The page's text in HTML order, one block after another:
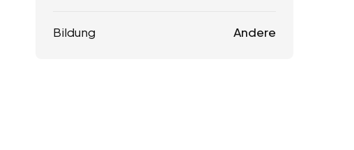
Bildung Andere